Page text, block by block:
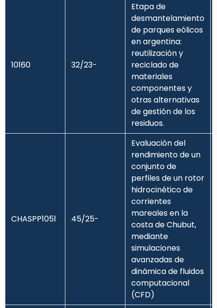
10160 32/23-
Etapa de
desmantelamiento
de parques eólicos
en argentina:
reutilización y
reciclado de
materiales
componentes y
otras alternativas
de gestión de los
residuos.
CHASPP1051 45/25-
Evaluación del
rendimiento de un
conjunto de
perfiles de un rotor
hidrocinético de
corrientes
mareales en la
costa de Chubut,
mediante
simulaciones
avanzadas de
dinámica de fluidos
computacional
(CFD)